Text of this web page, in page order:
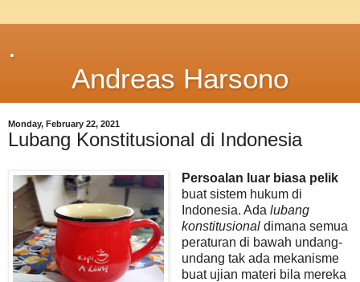
.
Andreas Harsono
Monday, February 22, 2021
Lubang Konstitusional di Indonesia
Persoalan luar biasa pelik
buat sistem hukum di
Indonesia. Ada lubang
konstitusionaldimana semua
peraturan di bawah undang-
undang tak ada mekanisme
buat ujian materi bila mereka